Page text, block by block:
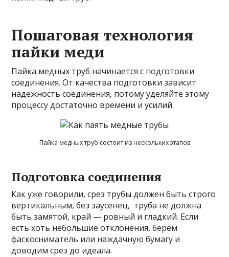
Пошаговая технология
пайки меди
Пайка медных труб начинается с подготовки
соединения. От качества подготовки зависит
надежность соединения, потому уделяйте этому
процессу достаточно времени и усилий.
Пайка медных труб состоит из нескольких этапов
Подготовка соединения
Как уже говорили, срез трубы должен быть строго
вертикальным, без заусенец, труба не должна
быть замятой, край — ровный и гладкий. Если
есть хоть небольшие отклонения, берем
фаскосниматель или наждачную бумагу и
доводим срез до идеала.